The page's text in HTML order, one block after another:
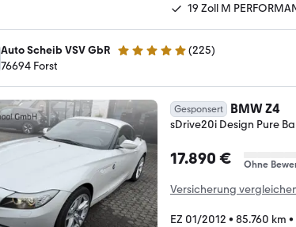
19 Zoll M
Auto Scheib VSV GbR 5 Sterne (225)
76694 Forst
Gesponsert BMW Z4
sDrive20i Design Pure
17.890 € Ohne
Versicherung
EZ 01/2012 • 85.760 km •